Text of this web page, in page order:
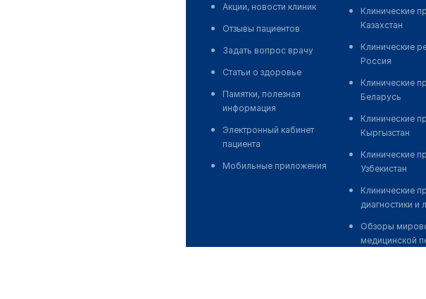
Акции, новости клиник
Отзывы пациентов
Задать вопрос врачу
Статьи о здоровье
Памятки, полезная
информация
Электронный кабинет
пациента
Мобильные приложения
Клинические
Казахстан
Клинические
Россия
Клинические
Беларусь
Клинические
Кыргызстан
Клинические
Узбекистан
Клинические
диагностики и
Обзоры
медицинской